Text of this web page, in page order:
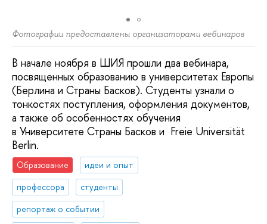
Фотографии предоставлены организаторами вебинаров
В начале ноября в ШИЯ прошли два вебинара,
посвященных образованию в университетах Европы
(Берлина и Страны Басков). Студенты узнали о
тонкостях поступления, оформления документов,
а также об особенностях обучения
в Университете Страны Басков и Freie Universität
Berlin.
Образование
идеи и опыт
профессора
студенты
репортаж о событии